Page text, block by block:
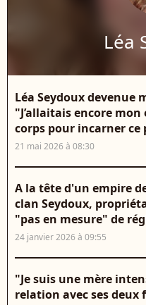
Léa
Léa Seydoux devenue
"J’allaitais encore
corps pour incarner ce
21 mai 2026 à 08:30
A la tête d'un empire
clan Seydoux,
"pas en mesure" de
24 janvier 2026 à 09:55
"Je suis une mère
relation avec ses deux